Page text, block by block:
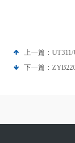
上一篇：
下一篇：